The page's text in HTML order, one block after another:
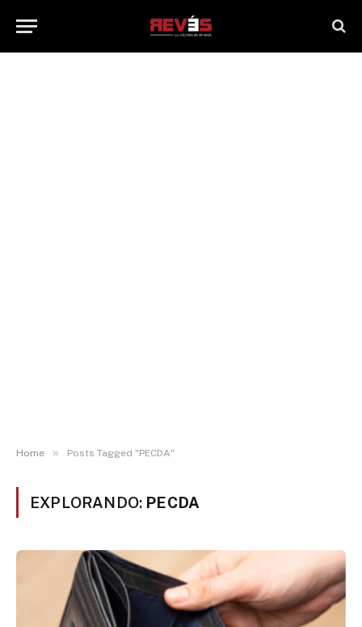
Home » Posts Tagged "PECDA"
EXPLORANDO: PECDA